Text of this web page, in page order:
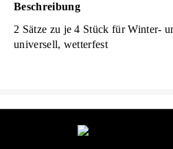
Beschreibung
2 Sätze zu je 4 Stück für Winter-
universell, wetterfest